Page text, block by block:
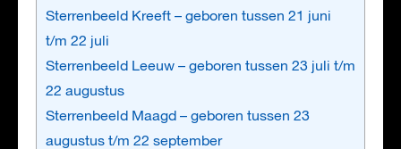
Sterrenbeeld Kreeft – geboren tussen 21 juni
t/m 22 juli
Sterrenbeeld Leeuw – geboren tussen 23 juli t/m
22 augustus
Sterrenbeeld Maagd – geboren tussen 23
augustus t/m 22 september